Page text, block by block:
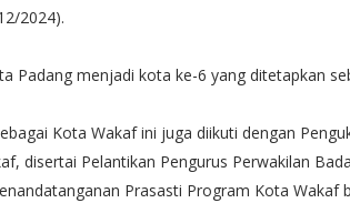
2024).
Padang menjadi kota ke-6 yang ditetapkan
Kota Wakaf ini juga diikuti dengan
disertai Pelantikan Pengurus Perwakilan
Prasasti Program Kota